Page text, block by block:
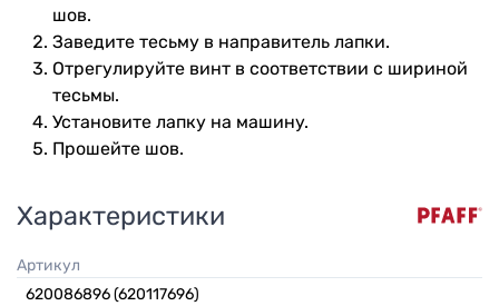
шов.
Заведите тесьму в направитель лапки.
Отрегулируйте винт в соответствии с шириной
тесьмы.
Установите лапку на машину.
Прошейте шов.
Характеристики
Артикул
620086896 (620117696)